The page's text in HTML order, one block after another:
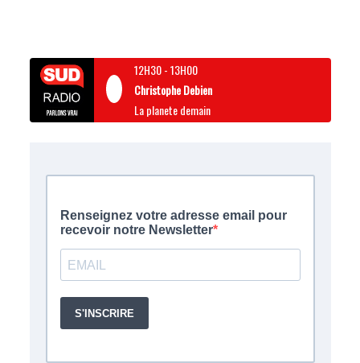
12H30-13H00
Christophe Debien
La planete demain